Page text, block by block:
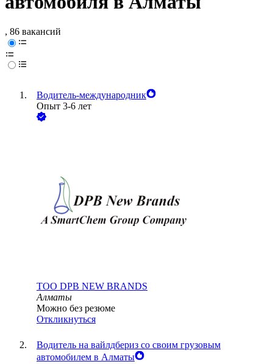
, 86 вакансий
Водитель-международник
Опыт 3-6 лет
ТОО DPB NEW BRANDS
Алматы
Можно без резюме
Откликнуться
Водитель на вайлдбериз со своим грузовым
автомобилем в Алматы